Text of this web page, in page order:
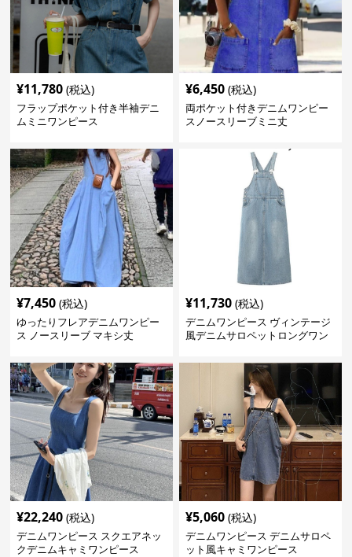
¥11,780 (税込)
フラップポケット付き半袖デニ
ムミニワンピース
¥6,450 (税込)
両ポケット付きデニムワンピー
スノースリーブミニ丈
¥7,450 (税込)
ゆったりフレアデニムワンピー
ス ノースリーブ マキシ丈
¥11,730 (税込)
デニムワンピース ヴィンテージ
風デニムサロペットロングワン
¥22,240 (税込)
デニムワンピース スクエアネッ
クデニムキャミワンピース
¥5,060 (税込)
デニムワンピース デニムサロペ
ット風キャミワンピース